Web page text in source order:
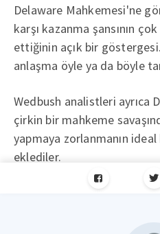
Delaware Mahkemesi'ne
karşı kazanma şansının
ettiğinin açık bir
anlaşma öyle ya da böyle
Wedbush analistleri ayrıca
çirkin bir mahkeme
yapmaya zorlanmanın ideal
eklediler.